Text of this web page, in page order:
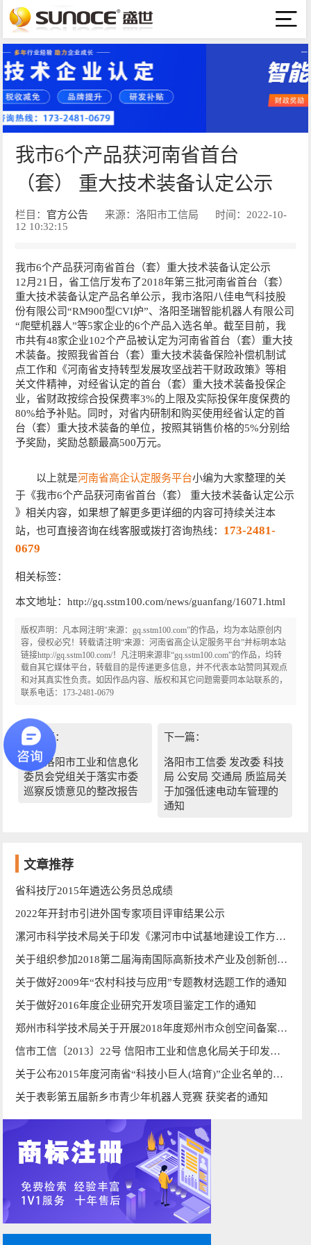
我市6个产品获河南省首台
（套） 重大技术装备认定公示
栏目： 官方公告 来源：洛阳市工信局
时间：2022-10-
12 10:32:15
我市6个产品获河南省首台（套）重大技术装备认定公示
12月21日，省工信厅发布了2018年第三批河南省首台（套）
重大技术装备认定产品名单公示，我市洛阳八佳电气科技股
份有限公司“RM900型CVI炉”、洛阳圣瑞智能机器人有限公司
“爬壁机器人”等5家企业的6个产品入选名单。截至目前，我
市共有48家企业102个产品被认定为河南省首台（套）重大技
术装备。按照我省首台（套）重大技术装备保险补偿机制试
点工作和《河南省支持转型发展攻坚战若干财政政策》等相
关文件精神，对经省认定的首台（套）重大技术装备投保企
业，省财政按综合投保费率3%的上限及实际投保年度保费的
80%给予补贴。同时，对省内研制和购买使用经省认定的首
台（套）重大技术装备的单位，按照其销售价格的5%分别给
予奖励，奖励总额最高500万元。
以上就是河南省高企认定服务平台小编为大家整理的关
于《我市6个产品获河南省首台（套） 重大技术装备认定公示
》相关内容，如果想了解更多更详细的内容可持续关注本
站，也可直接咨询在线客服或拨打咨询热线： 173-2481-
0679
相关标签：
本文地址：http://gq.sstm100.com/news/guanfang/16071.html
版权声明：凡本网注明"来源：gq.sstm100.com”的作品，均为本站原创内
容，侵权必究！转载请注明“来源：河南省高企认定服务平台”并标明本站
链接http://gq.sstm100.com/！凡注明来源非“gq.sstm100.com”的作品，均转
载自其它媒体平台，转载目的是传递更多信息，并不代表本站赞同其观点
和对其真实性负责。如因作品内容、版权和其它问题需要同本站联系的，
联系电话：173-2481-0679
上一篇：
中共洛阳市工业和信息化
委员会党组关于落实市委
巡察反馈意见的整改报告
下一篇：
洛阳市工信委 发改委 科技
局 公安局 交通局 质监局关
于加强低速电动车管理的
通知
文章推荐
省科技厅2015年遴选公务员总成绩
2022年开封市引进外国专家项目评审结果公示
漯河市科学技术局关于印发《漯河市中试基地建设工作方案》的通知
关于组织参加2018第二届海南国际高新技术产业及创新创业博览会的通知
关于做好2009年“农村科技与应用”专题教材选题工作的通知
关于做好2016年度企业研究开发项目鉴定工作的通知
郑州市科学技术局关于开展2018年度郑州市众创空间备案工作的通知
信市工信〔2013〕22号 信阳市工业和信息化局关于印发信阳市小额贷款公司规范发展活动实施方案的通知
关于公布2015年度河南省“科技小巨人(培育)”企业名单的通知
关于表彰第五届新乡市青少年机器人竞赛 获奖者的通知